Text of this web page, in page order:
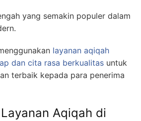
yang semakin populer dalam
layanan aqiqah
dan cita rasa berkualitas untuk
terbaik kepada para penerima
Aqiqah di